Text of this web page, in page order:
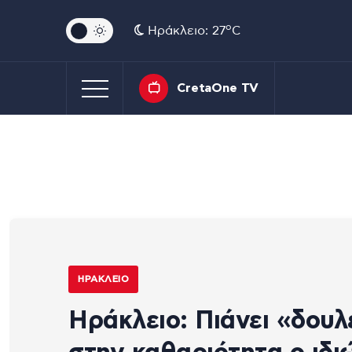
Ηράκλειο: 27oC
CretaOne TV
ΗΡΆΚΛΕΙΟ
Ηράκλειο: Πιάνει